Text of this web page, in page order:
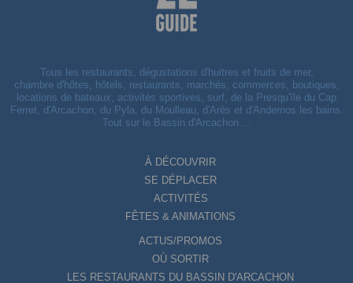
Tous les restaurants, dégustations d'huitres et fruits de mer,
chambre d'hôtes, hôtels, restaurants, marchés, commerces, boutiques,
locations de bateaux, activités sportives, surf, de la Presqu'île du Cap
Ferret, d'Arcachon, du Pyla, du Moulleau, d'Arès et d'Andernos les bains.
Tout sur le Bassin d'Arcachon ...
À DÉCOUVRIR
SE DÉPLACER
ACTIVITÉS
FÊTES & ANIMATIONS
ACTUS/PROMOS
OÙ SORTIR
LES RESTAURANTS DU BASSIN D'ARCACHON